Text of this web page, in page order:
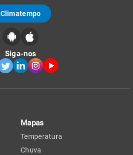
Climatempo
Siga-nos
Mapas
Temperatura
Chuva